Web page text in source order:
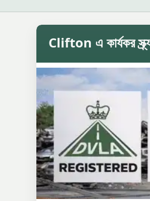
Clifton এ কার্যকর